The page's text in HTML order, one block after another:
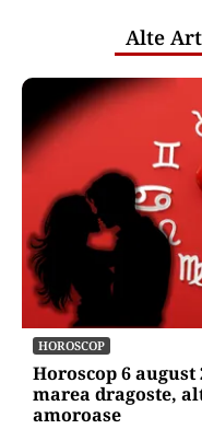
repetă
pentru
publice
Alte